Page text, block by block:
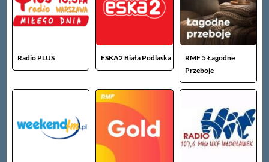
Radio PLUS ESKA2 Biała Podlaska
RMF 5 Łagodne
Przeboje